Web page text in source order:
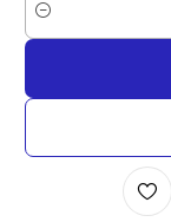
Cantidad